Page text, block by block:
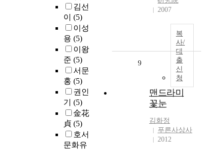
김선
이 (5)
이성
용 (5)
이왕
준 (5)
서문
홍 (5)
권인
기 (5)
金花
貞 (5)
호서
문화유
2007
복
사/
대
출
신
청
9
맨드라미
꽃눈
김화정
푸른사상사
2012